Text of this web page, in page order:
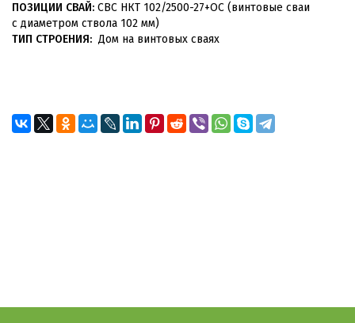
ПОЗИЦИИ СВАЙ: СВС НКТ 102/2500-27+ОС (винтовые сваи
с диаметром ствола 102 мм)
ТИП СТРОЕНИЯ: Дом на винтовых сваях